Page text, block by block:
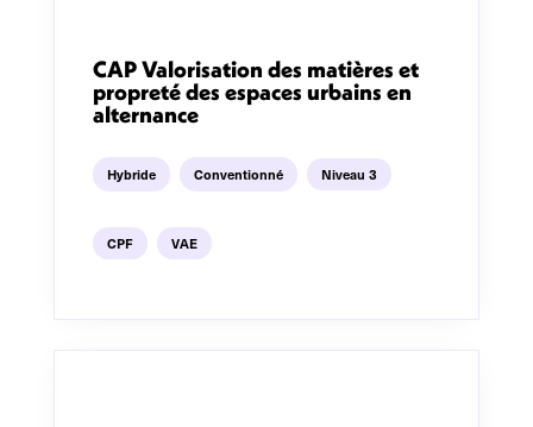
CAP Valorisation des matières et
propreté des espaces urbains en
alternance
Hybride Conventionné Niveau 3
CPF VAE